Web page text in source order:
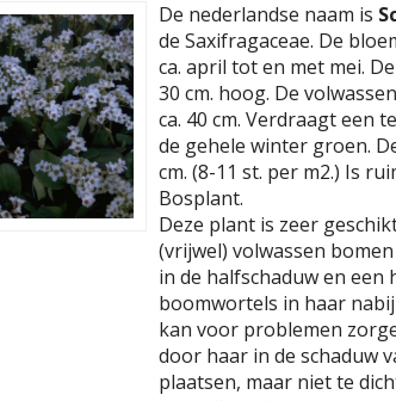
De nederlandse naam is
de Saxifragaceae. De
ca. april tot en met mei.
30 cm. hoog. De
ca. 40 cm. Verdraagt een
de gehele winter groen.
cm. (8-11 st. per m2.) Is
Bosplant.
Deze plant is zeer
(vrijwel) volwassen
in de halfschaduw en
boomwortels in haar
kan voor problemen
door haar in de schaduw
plaatsen, maar niet te